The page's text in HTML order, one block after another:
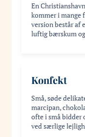
En
kommer i mange
version består af
luftig bærskum
Konfekt
Små, søde
marcipan,
ofte i små bidder
ved særlige